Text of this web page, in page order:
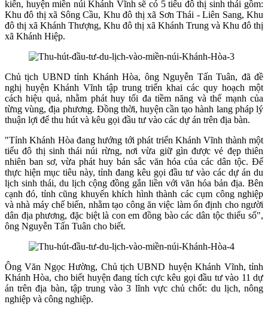
kiến, huyện miền núi Khánh Vĩnh sẽ có 5 tiểu đô thị sinh thái gồm:
Khu đô thị xã Sông Cầu, Khu đô thị xã Sơn Thái - Liên Sang, Khu
đô thị xã Khánh Thượng, Khu đô thị xã Khánh Trung và Khu đô thị
xã Khánh Hiệp.
Chủ tịch UBND tỉnh Khánh Hòa, ông Nguyễn Tấn Tuân, đã đề
nghị huyện Khánh Vĩnh tập trung triển khai các quy hoạch một
cách hiệu quả, nhằm phát huy tối đa tiềm năng và thế mạnh của
từng vùng, địa phương. Đồng thời, huyện cần tạo hành lang pháp lý
thuận lợi để thu hút và kêu gọi đầu tư vào các dự án trên địa bàn.
"Tỉnh Khánh Hòa đang hướng tới phát triển Khánh Vĩnh thành một
tiểu đô thị sinh thái núi rừng, nơi vừa giữ gìn được vẻ đẹp thiên
nhiên ban sơ, vừa phát huy bản sắc văn hóa của các dân tộc. Để
thực hiện mục tiêu này, tỉnh đang kêu gọi đầu tư vào các dự án du
lịch sinh thái, du lịch cộng đồng gắn liền với văn hóa bản địa. Bên
cạnh đó, tỉnh cũng khuyến khích hình thành các cụm công nghiệp
và nhà máy chế biến, nhằm tạo công ăn việc làm ổn định cho người
dân địa phương, đặc biệt là con em đồng bào các dân tộc thiểu số",
ông Nguyễn Tấn Tuân cho biết.
Ông Văn Ngọc Hường, Chủ tịch UBND huyện Khánh Vĩnh, tỉnh
Khánh Hòa, cho biết huyện đang tích cực kêu gọi đầu tư vào 11 dự
án trên địa bàn, tập trung vào 3 lĩnh vực chủ chốt: du lịch, nông
nghiệp và công nghiệp.